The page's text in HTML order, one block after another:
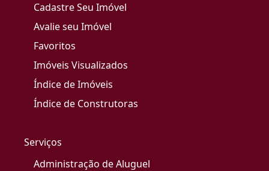
Cadastre Seu Imóvel
Avalie seu Imóvel
Favoritos
Imóveis Visualizados
Índice de Imóveis
Índice de Construtoras
Serviços
Administração de Aluguel